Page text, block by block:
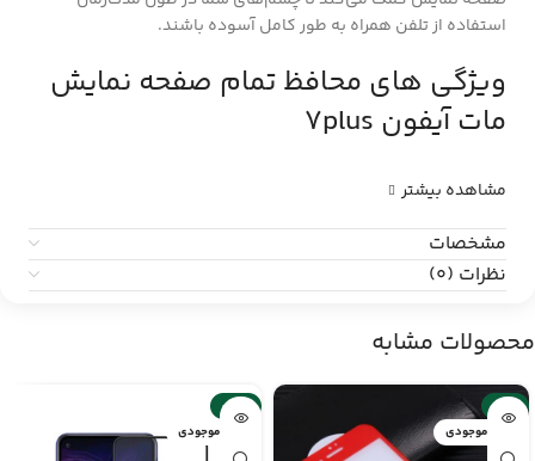
استفاده از تلفن همراه به طور کامل آسوده باشند.
ویژگی های محافظ تمام صفحه نمایش
مات آیفون 7plus
مشاهده بیشتر
مشخصات
نظرات (0)
محصولات مشابه
-6%
اتمام موجودی
-14%
اتمام موجودی